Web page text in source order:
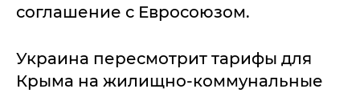
соглашение с Евросоюзом.
Украина пересмотрит тарифы для
Крыма на жилищно-коммунальные